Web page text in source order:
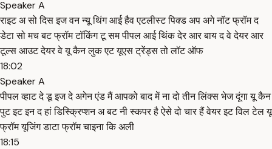
Speaker A
राइट अ सो दिस इज वन न्यू थिंग आई हैव एटलीस्ट पिक्ड अप अगे नॉट फ्रॉम द
डेटा सो मच बट फ्रॉम टॉकिंग टू सम पीपल आई थिंक देर आर बाय द वे देयर आर
टूल्स आउट देयर वे यू कैन लुक एट यूएस ट्रेंड्स तो लॉट ऑफ
18:02
Speaker A
पीपल व्हाट दे डू इज दे अगेन एंड मैं आपको बाद में ना दो तीन लिंक्स भेज दूंगा यू कैन
पुट इट इन द हां डिस्क्रिप्शन अ बट नी स्कपर है ऐसे दो चार हैं वेयर इट विल टेल यू
फ्रॉम यूजिंग डाटा फ्रॉम चाइना कि अली
18:15